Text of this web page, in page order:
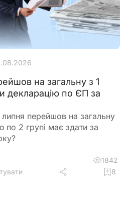
на загальну з 1
декларацію по ЄП за
перейшов на загальну
по 2 групі має здати за
1842
8